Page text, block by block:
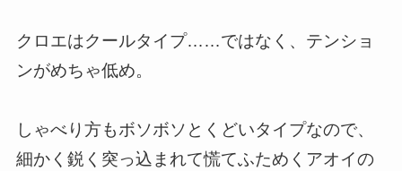
クロエはクールタイプ……ではなく、テンショ
ンがめちゃ低め。
しゃべり方もボソボソとくどいタイプなので、
細かく鋭く突っ込まれて慌てふためくアオイの